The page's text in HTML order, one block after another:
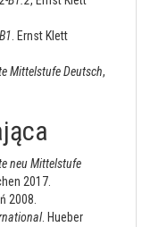
. Ernst Klett
Mittelstufe Deutsch,
neu Mittelstufe
2017.
2008.
. Hueber